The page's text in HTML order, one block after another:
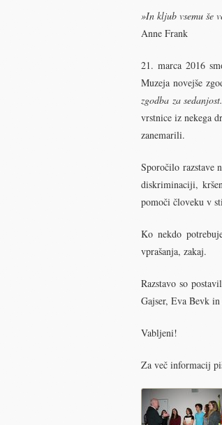
»In kljub vsemu še
Anne Frank
21. marca 2016
Muzeja novejše
zgodba za sedanjost.
vrstnice iz nekega
zanemarili.
Sporočilo razstave
diskriminaciji,
pomoči človeku v
Ko nekdo
vprašanja, zakaj.
Razstavo so
Gajser, Eva Bevk in
Vabljeni!
Za več informacij